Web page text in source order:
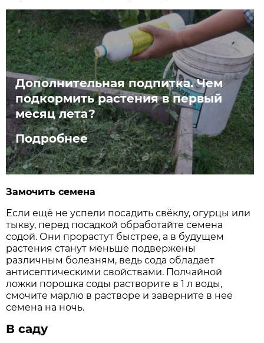
Дополнительная подпитка. Чем
подкормить растения в первый
месяц лета?
Подробнее
Замочить семена
Если ещё не успели посадить свёклу, огурцы или
тыкву, перед посадкой обработайте семена
содой. Они прорастут быстрее, а в будущем
растения станут меньше подвержены
различным болезням, ведь сода обладает
антисептическими свойствами. Полчайной
ложки порошка соды растворите в 1 л воды,
смочите марлю в растворе и заверните в неё
семена на ночь.
В саду